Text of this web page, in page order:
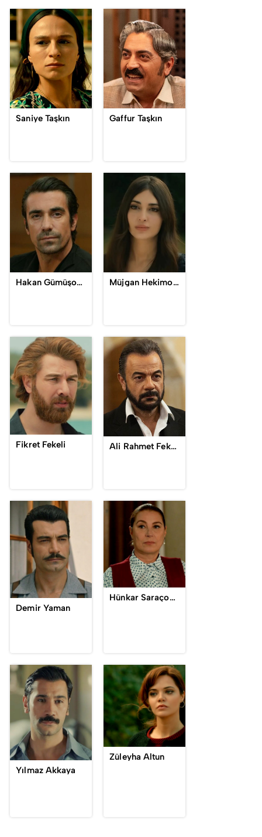
Saniye Taşkın Gaffur Taşkın
Hakan Gümüşoğlu / Mehmet Kara Müjgan Hekimoğlu
Fikret Fekeli Ali Rahmet Fekeli
Demir Yaman
Hünkar Saraçoğlu-Yaman
Yılmaz Akkaya
Züleyha Altun